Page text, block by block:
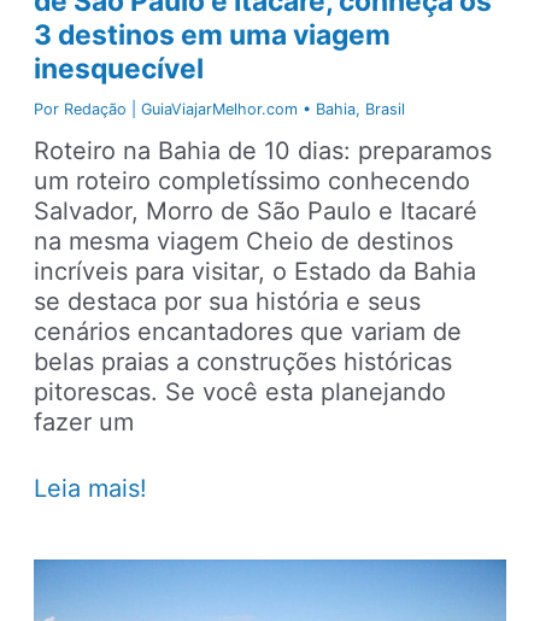
3 destinos em uma viagem
inesquecível
Por Redação | GuiaViajarMelhor.com • Bahia, Brasil
Roteiro na Bahia de 10 dias: preparamos
um roteiro completíssimo conhecendo
Salvador, Morro de São Paulo e Itacaré
na mesma viagem Cheio de destinos
incríveis para visitar, o Estado da Bahia
se destaca por sua história e seus
cenários encantadores que variam de
belas praias a construções históricas
pitorescas. Se você esta planejando
fazer um
Roteiro
Leia mais!